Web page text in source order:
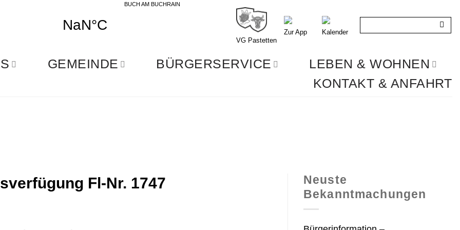
BUCH AM BUCHRAIN
VG Pastetten
Zur App Kalender
GEMEINDE BÜRGERSERVICE
LEBEN & WOHNEN
KONTAKT & ANFAHRT
Fl-Nr. 1747
Neuste
Bekanntmachungen